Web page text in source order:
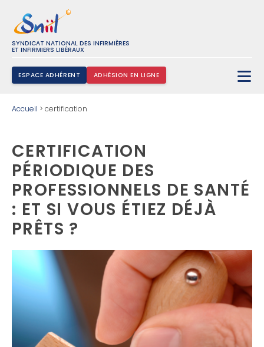
SYNDICAT NATIONAL DES INFIRMIÈRES
ET INFIRMIERS LIBÉRAUX
ESPACE ADHÉRENT ADHÉSION EN LIGNE
Accueil > certification
CERTIFICATION
PÉRIODIQUE DES
PROFESSIONNELS DE SANTÉ
: ET SI VOUS ÉTIEZ DÉJÀ
PRÊTS ?